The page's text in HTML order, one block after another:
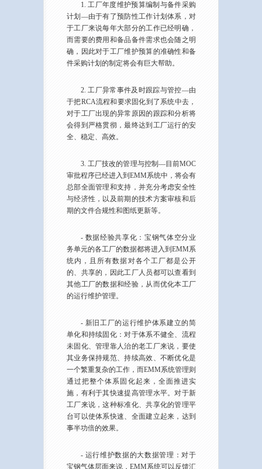
1. 工厂年度维护预算编制与备件采购
计划—由于有了预防性工作计划体系，对
于工厂来说每年大部分的工作已经明确，
而需要的费用和备品备件需求也会随之明
确，因此对于工厂维护预算的准确性和备
件采购计划的制定将会有巨大帮助。
2. 工厂异常事件及时跟踪与管控—由
于把RCA流程和要求固化到了系统中去，
对于工厂出现的异常原因的跟踪和分析将
会得到严格贯彻，最终达到工厂运行的安
全、稳定、高效。
3. 工厂技改的管理与控制—目前MOC
审批程序已经进入到EMM系统中，将会有
总部全面管理和支持，并充分考虑安全性
与经济性，以及前期的技术方案审核和后
期的文件合规性和图纸更新等。
- 数据经验共享化：宝钢气体空分业
务单元的各工厂的数据都将进入到EMM系
统内，且所有数据对各个工厂都是公开
的、共享的，因此工厂人员都可以查看到
其他工厂的数据和经验，从而优化本工厂
的运行维护管理。
- 新旧工厂的运行维护体系建立的简
单化和持续固化：对于体系不健全、流程
未固化、管理靠人治的老工厂来说，要使
其业务保持规范、持续高效、不断优化是
一个繁重复杂的工作，而EMM系统管理则
通过把整个体系固化起来，全面推进实
施，有利于其快速提高管理水平。对于新
工厂来说，这种标准化、共享化的管理平
台可以使体系快速、全面建立起来，达到
事半功倍的效果。
- 运行维护数据的大数据管理：对于
宝钢气体层面来说，EMM系统可以反馈汇